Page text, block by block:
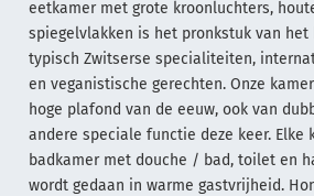
eetkamer met grote kroonluchters,
spiegelvlakken is het pronkstuk van het
typisch Zwitserse specialiteiten,
en veganistische gerechten. Onze
hoge plafond van de eeuw, ook van
andere speciale functie deze keer. Elke
badkamer met douche / bad, toilet en
wordt gedaan in warme gastvrijheid.